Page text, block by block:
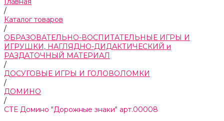
/
Каталог товаров
/
ОБРАЗОВАТЕЛЬНО-ВОСПИТАТЕЛЬНЫЕ ИГРЫ И
ИГРУШКИ, НАГЛЯДНО-ДИДАКТИЧЕСКИЙ и
РАЗДАТОЧНЫЙ МАТЕРИАЛ
/
ДОСУГОВЫЕ ИГРЫ И ГОЛОВОЛОМКИ
/
ДОМИНО
/
СТЕ Домино "Дорожные знаки" арт.00008